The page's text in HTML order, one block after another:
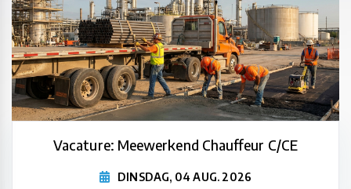
Vacature: Meewerkend Chauffeur C/CE
DINSDAG, 04 AUG. 2026